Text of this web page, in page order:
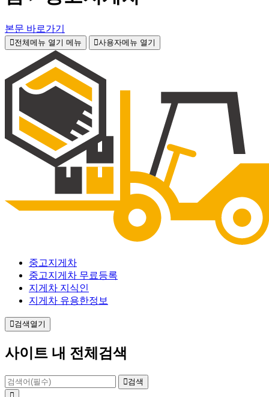
본문 바로가기
전체메뉴 열기 메뉴 사용자메뉴 열기
중고지게차
중고지게차 무료등록
지게차 지식인
지게차 유용한정보
검색열기
사이트 내 전체검색
검색